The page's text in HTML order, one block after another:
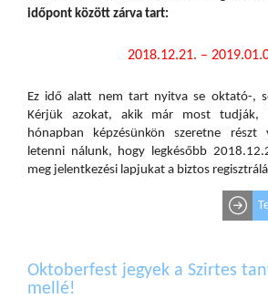
időpont között zárva tart:
2018.12.21. –
Ez idő alatt nem tart nyitva se oktató-,
Kérjük azokat, akik már most tudják,
hónapban képzésünkön szeretne részt
letenni nálunk, hogy legkésőbb
meg jelentkezési lapjukat a biztos
Oktoberfest jegyek a Szirtes
mellé!